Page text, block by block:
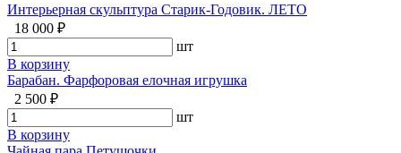
Интерьерная скульптура Старик-Годовик. ЛЕТО
18 000 ₽
шт
В корзину
Барабан. Фарфоровая елочная игрушка
2 500 ₽
шт
В корзину